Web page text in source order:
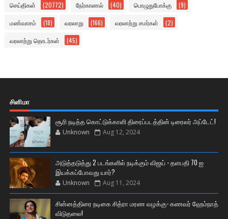
செய்திகள் (20772) நேர்காணல் (40) பொழுதுபோக்கு (9)
மண்வாசம் (18) வரலாறு (166) வரலாற்று சமர்கள் (2)
வரலாற்று தொடர்கள் (45)
சினிமா
சூரி நடித்த கொட்டுக்காளி திரைப்படத்தின் டிரைலர் அப்டேட்!
Unknown Aug 12, 2024
அடுத்தடுத்து 2 படங்களில் நடிக்கும் விஜய் - தளபதி 70 ஐ
இயக்கப்போவது யார்?
Unknown Aug 11, 2024
சின்னத்திரை நடிகை சித்ரா மரண வழக்கு- கணவர் ஹேம்நாத்
விடுதலை!